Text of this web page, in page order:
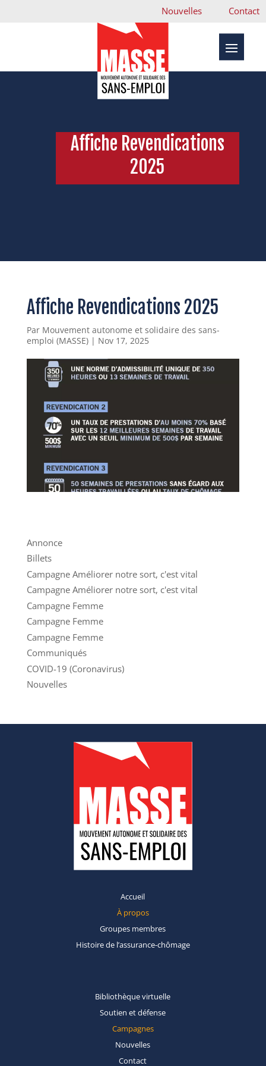
Nouvelles Contact
Affiche Revendications
2025
Affiche Revendications 2025
Par Mouvement autonome et solidaire des sans-
emploi (MASSE)| Nov 17, 2025
Annonce
Billets
Campagne Améliorer notre sort, c'est vital
Campagne Améliorer notre sort, c'est vital
Campagne Femme
Campagne Femme
Campagne Femme
Communiqués
COVID-19 (Coronavirus)
Nouvelles
Accueil
À propos
Groupes membres
Histoire de l’assurance-chômage
Bibliothèquevirtuelle
Soutien etdéfense
Campagnes
Nouvelles
Contact